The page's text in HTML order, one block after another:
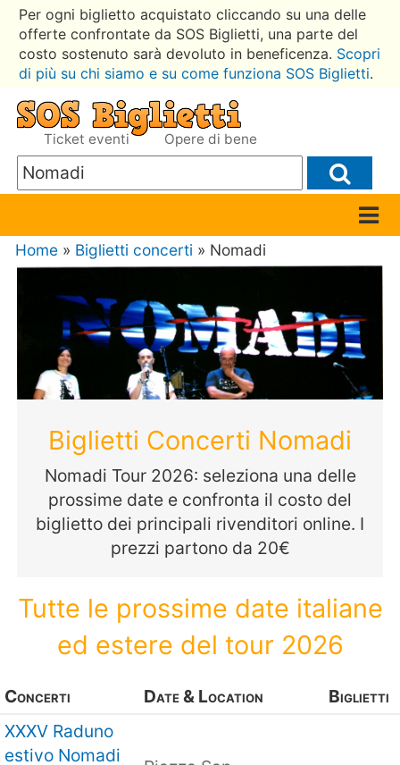
Per ogni biglietto acquistato cliccando su una delle
offerte confrontate da SOS Biglietti, una parte del
costo sostenuto sarà devoluto in beneficenza. Scopri
di più su chi siamo e su come funziona SOS Biglietti.
Ticket eventi Opere di bene
Home » Biglietti concerti » Nomadi
Biglietti Concerti Nomadi
Nomadi Tour 2026: seleziona una delle
prossime date e confronta il costo del
biglietto dei principali rivenditori online. I
prezzi partono da 20€
Tutte le prossime date italiane
ed estere del tour 2026
Concerti Date & Location
Biglietti
XXXV Raduno
estivo Nomadi